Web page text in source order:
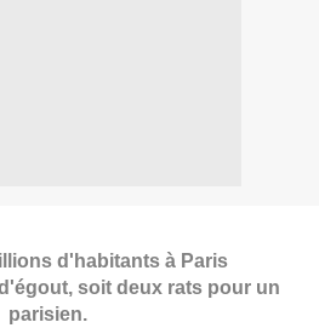
d'habitants à Paris
soit deux rats pour un
parisien.